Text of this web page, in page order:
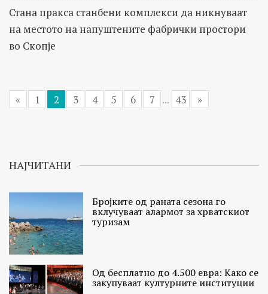
Стана пракса станбени комплекси да никнуваат
на местото на напуштените фабрички простори
во Скопје
« 1 2 3 4 5 6 7 ... 43 »
НАЈЧИТАНИ
Бројките од раната сезона го
вклучуваат алармот за хрватскиот
туризам
Од бесплатно до 4.500 евра: Како се
закупуваат културните институции